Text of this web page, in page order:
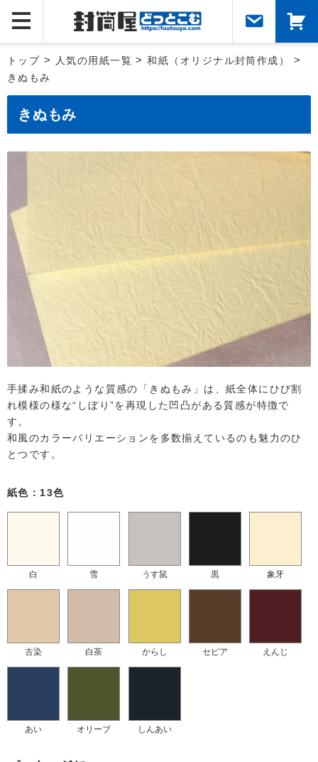
トップ > 人気の用紙一覧 >和紙（オリジナル封筒作成）
>
きぬもみ
きぬもみ
手揉み和紙のような質感の「きぬもみ」は、紙全体にひび割
れ模様の様な“しぼり”を再現した凹凸がある質感が特徴で
す。
和風のカラーバリエーションを多数揃えているのも魅力のひ
とつです。
紙色：13色
白 雪 うす鼠 黒 象牙
古染 白茶 からし セピア えんじ
あい オリーブ しんあい